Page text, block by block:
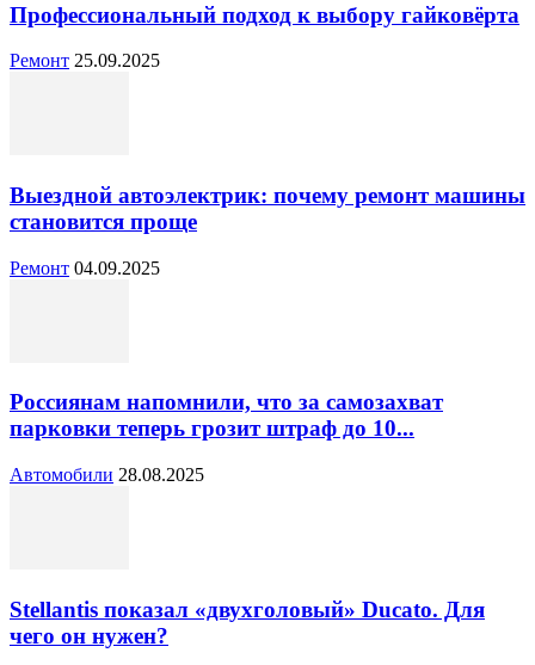
Профессиональный подход к выбору гайковёрта
Ремонт 25.09.2025
Выездной автоэлектрик: почему ремонт машины
становится проще
Ремонт 04.09.2025
Россиянам напомнили, что за самозахват
парковки теперь грозит штраф до 10...
Автомобили 28.08.2025
Stellantis показал «двухголовый» Ducato. Для
чего он нужен?